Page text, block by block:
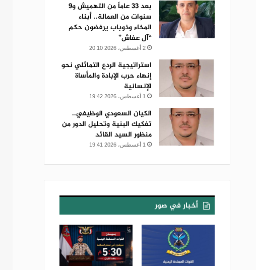
بعد 33 عاماً من التهميش و9
سنوات من العمالة.. أبناء
المخاء وذوباب يرفضون حكم
“آل عفاش”
2 أغسطس، 2026 20:10
استراتيجية الردع التماثلي نحو
إنهاء حرب الإبادة والمأساة
الإنسانية
1 أغسطس، 2026 19:42
الكيان السعودي الوظيفي..
تفكيك البنية وتحليل الدور من
منظور السيد القائد
1 أغسطس، 2026 19:41
أخبار في صور